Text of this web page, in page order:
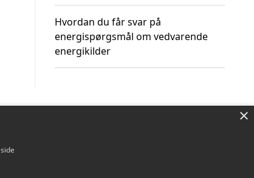
Hvordan du får svar på
energispørgsmål om vedvarende
energikilder
×